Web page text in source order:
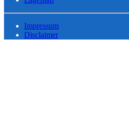
Impressum
Disclaimer